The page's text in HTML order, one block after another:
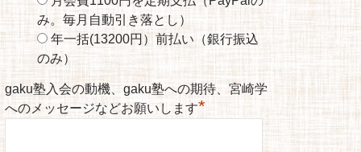
み。毎月自動引き落とし）
年一括(13200円）前払い（銀行振込
のみ）
gaku塾入会の動機、gaku塾への期待、宮崎学
へのメッセージなどお願いします*